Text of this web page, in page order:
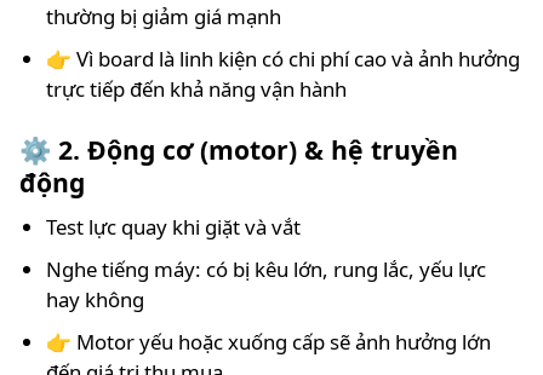
thường bị giảm giá mạnh
👉 Vì board là linh kiện có chi phí cao và ảnh hưởng
trực tiếp đến khả năng vận hành
⚙️ 2. Động cơ (motor) & hệ truyền
động
Test lực quay khi giặt và vắt
Nghe tiếng máy: có bị kêu lớn, rung lắc, yếu lực
hay không
👉 Motor yếu hoặc xuống cấp sẽ ảnh hưởng lớn